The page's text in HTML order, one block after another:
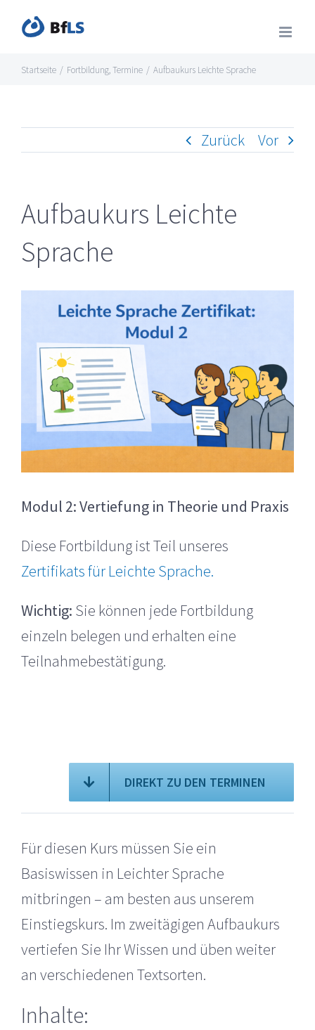
Inhalt
springen
Startseite / Fortbildung,Termine / Aufbaukurs Leichte Sprache
Zurück Vor
Aufbaukurs Leichte
Sprache
Modul 2: Vertiefung in Theorie und Praxis
Diese Fortbildung ist Teil unseres
Zertifikats für Leichte Sprache.
Wichtig: Sie können jede Fortbildung
einzeln belegen und erhalten eine
Teilnahmebestätigung.
DIREKT ZU DEN TERMINEN
Für diesen Kurs müssen Sie ein
Basiswissen in Leichter Sprache
mitbringen – am besten aus unserem
Einstiegskurs. Im zweitägigen Aufbaukurs
vertiefen Sie Ihr Wissen und üben weiter
an verschiedenen Textsorten.
Inhalte: